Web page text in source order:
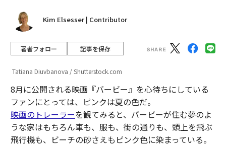
Kim Elsesser | Contributor
著者フォロー 記事を保存
Tatiana Diuvbanova / Shutterstock.com
8月に公開される映画『バービー』を心待ちにしている
ファンにとっては、ピンクは夏の色だ。
映画のトレーラーを観てみると、バービーが住む夢のよ
うな家はもちろん車も、服も、街の通りも、頭上を飛ぶ
飛行機も、ビーチの砂さえもピンク色に染まっている。